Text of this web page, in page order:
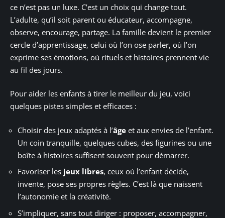
ce n’est pas un luxe. C’est un choix qui change tout.
L’adulte, qu’il soit parent ou éducateur, accompagne,
observe, encourage, partage. La famille devient le premier
cercle d’apprentissage, celui où l’on ose parler, où l’on
exprime ses émotions, où rituels et histoires prennent vie
au fil des jours.
Pour aider les enfants à tirer le meilleur du jeu, voici
quelques pistes simples et efficaces :
Choisir des jeux adaptés à l’âge et aux envies de l’enfant.
Un coin tranquille, quelques cubes, des figurines ou une
boîte à histoires suffisent souvent pour démarrer.
Favoriser les jeux libres, ceux où l’enfant décide,
invente, pose ses propres règles. C’est là que naissent
l’autonomie et la créativité.
S’impliquer, sans tout diriger : proposer, accompagner,